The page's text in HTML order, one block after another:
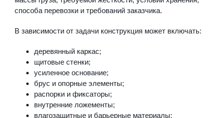
способа перевозки и требований заказчика.
В зависимости от задачи конструкция может включать:
деревянный каркас;
щитовые стенки;
усиленное основание;
брус и опорные элементы;
распорки и фиксаторы;
внутренние ложементы;
влагозащитные и барьерные материалы;